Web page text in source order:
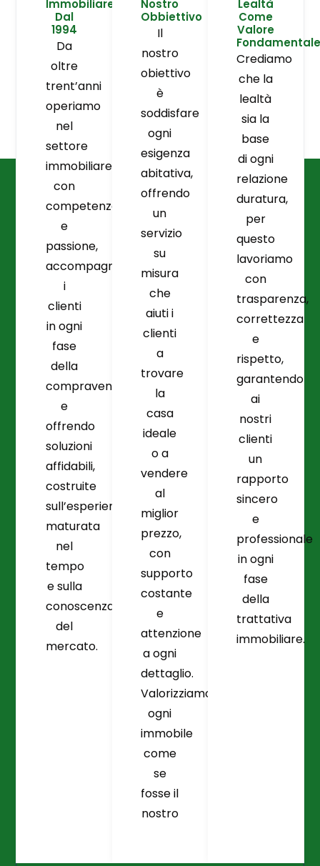
Immobiliare
Dal
1994
Da
oltre
trent’anni
operiamo
nel
settore
immobiliare
con
competenza
e
passione,
accompagnando
i
clienti
in ogni
fase
della
compravendita
e
offrendo
soluzioni
affidabili,
costruite
sull’esperienza
maturata
nel
tempo
e sulla
conoscenza
del
mercato.
Nostro
Obbiettivo
Il
nostro
obiettivo
è
soddisfare
ogni
esigenza
abitativa,
offrendo
un
servizio
su
misura
che
aiuti i
clienti
a
trovare
la
casa
ideale
o a
vendere
al
miglior
prezzo,
con
supporto
costante
e
attenzione
a ogni
dettaglio.
Valorizziamo
ogni
immobile
come
se
fosse il
nostro
Lealtà
Come
Valore
Fondamentale
Crediamo
che la
lealtà
sia la
base
di ogni
relazione
duratura,
per
questo
lavoriamo
con
trasparenza,
correttezza
e
rispetto,
garantendo
ai
nostri
clienti
un
rapporto
sincero
e
professionale
in ogni
fase
della
trattativa
immobiliare.